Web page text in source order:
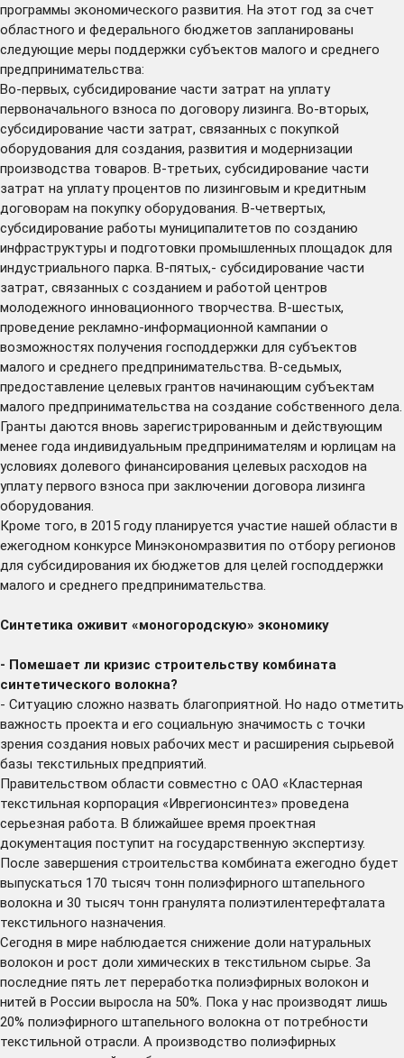
программы экономического развития. На этот год за счет
областного и федерального бюджетов запланированы
следующие меры поддержки субъектов малого и среднего
предпринимательства:
Во-первых, субсидирование части затрат на уплату
первоначального взноса по договору лизинга. Во-вторых,
субсидирование части затрат, связанных с покупкой
оборудования для создания, развития и модернизации
производства товаров. В-третьих, субсидирование части
затрат на уплату процентов по лизинговым и кредитным
договорам на покупку оборудования. В-четвертых,
субсидирование работы муниципалитетов по созданию
инфраструктуры и подготовки промышленных площадок для
индустриального парка. В-пятых,- субсидирование части
затрат, связанных с созданием и работой центров
молодежного инновационного творчества. В-шестых,
проведение рекламно-информационной кампании о
возможностях получения господдержки для субъектов
малого и среднего предпринимательства. В-седьмых,
предоставление целевых грантов начинающим субъектам
малого предпринимательства на создание собственного дела.
Гранты даются вновь зарегистрированным и действующим
менее года индивидуальным предпринимателям и юрлицам на
условиях долевого финансирования целевых расходов на
уплату первого взноса при заключении договора лизинга
оборудования.
Кроме того, в 2015 году планируется участие нашей области в
ежегодном конкурсе Минэкономразвития по отбору регионов
для субсидирования их бюджетов для целей господдержки
малого и среднего предпринимательства.
Синтетика оживит «моногородскую» экономику
- Помешает ли кризис строительству комбината
синтетического волокна?
- Ситуацию сложно назвать благоприятной. Но надо отметить
важность проекта и его социальную значимость с точки
зрения создания новых рабочих мест и расширения сырьевой
базы текстильных предприятий.
Правительством области совместно с ОАО «Кластерная
текстильная корпорация «Иврегионсинтез» проведена
серьезная работа. В ближайшее время проектная
документация поступит на государственную экспертизу.
После завершения строительства комбината ежегодно будет
выпускаться 170 тысяч тонн полиэфирного штапельного
волокна и 30 тысяч тонн гранулята полиэтилентерефталата
текстильного назначения.
Сегодня в мире наблюдается снижение доли натуральных
волокон и рост доли химических в текстильном сырье. За
последние пять лет переработка полиэфирных волокон и
нитей в России выросла на 50%. Пока у нас производят лишь
20% полиэфирного штапельного волокна от потребности
текстильной отрасли. А производство полиэфирных